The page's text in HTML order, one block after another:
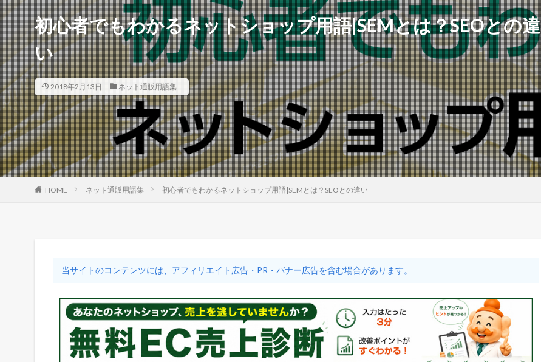
初心者でもわかるネットショップ用語|SEMとは？SEOとの違
い
2018年2月13日 ネット通販用語集
HOME ネット通販用語集 初心者でもわかるネットショップ用語|SEMとは？SEOとの違い
当サイトのコンテンツには、アフィリエイト広告・PR・バナー広告を含む場合があります。